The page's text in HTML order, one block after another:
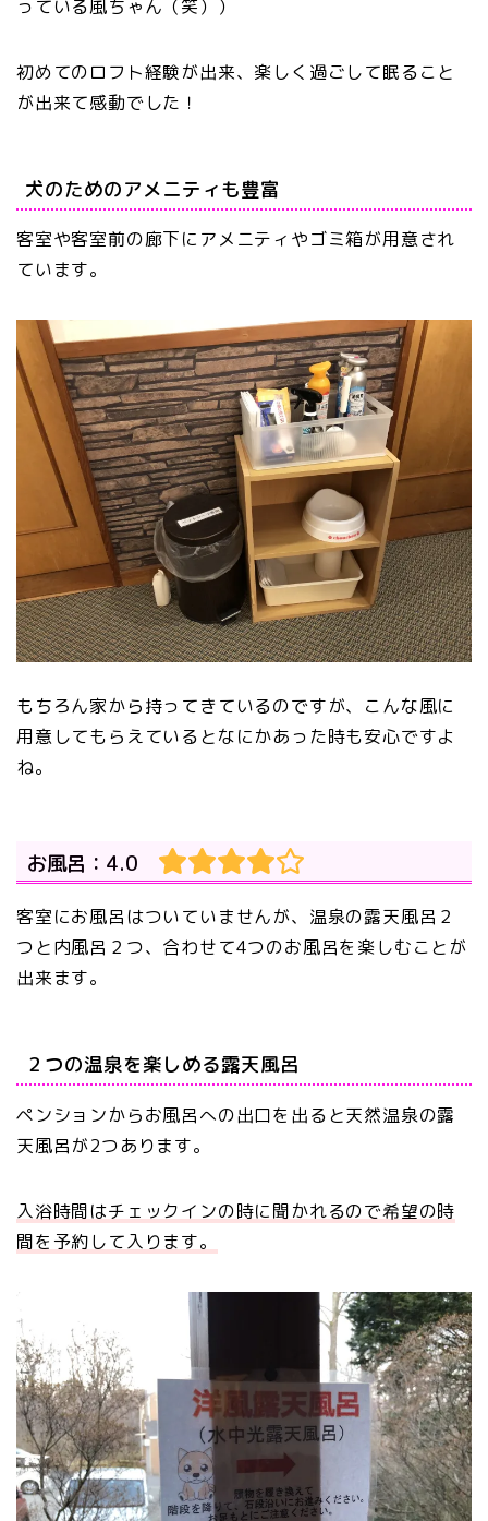
っている風ちゃん（笑））
初めてのロフト経験が出来、楽しく過ごして眠ること
が出来て感動でした！
犬のためのアメニティも豊富
客室や客室前の廊下にアメニティやゴミ箱が用意され
ています。
もちろん家から持ってきているのですが、こんな風に
用意してもらえているとなにかあった時も安心ですよ
ね。
お風呂：4.0
客室にお風呂はついていませんが、温泉の露天風呂２
つと内風呂２つ、合わせて4つのお風呂を楽しむことが
出来ます。
２つの温泉を楽しめる露天風呂
ペンションからお風呂への出口を出ると天然温泉の露
天風呂が2つあります。
入浴時間はチェックインの時に聞かれるので希望の時
間を予約して入ります。